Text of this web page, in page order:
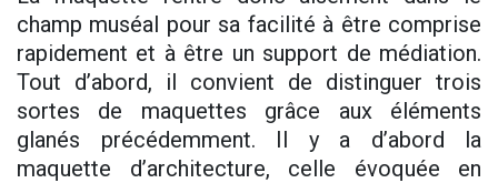
champ muséal pour sa facilité à être comprise
rapidement et à être un support de médiation.
Tout d’abord, il convient de distinguer trois
sortes de maquettes grâce aux éléments
glanés précédemment. Il y a d’abord la
maquette d’architecture, celle évoquée en